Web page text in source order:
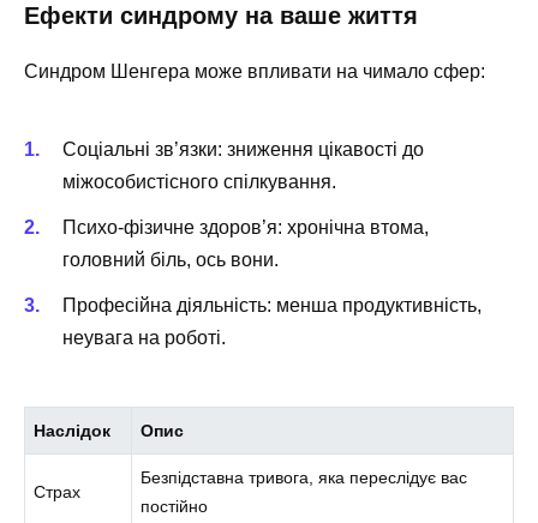
Ефекти синдрому на ваше життя
Синдром Шенгера може впливати на чимало сфер:
Соціальні зв’язки: зниження цікавості до
міжособистісного спілкування.
Психо-фізичне здоров’я: хронічна втома,
головний біль, ось вони.
Професійна діяльність: менша продуктивність,
неувага на роботі.
Наслідок Опис
Страх
Безпідставна тривога, яка переслідує вас
постійно